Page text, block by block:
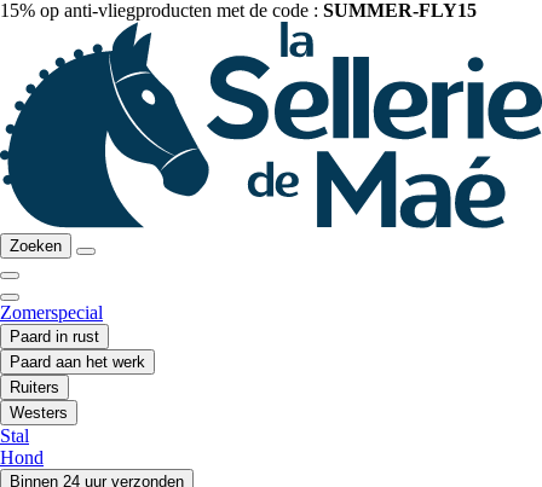
15% op anti-vliegproducten met de code : SUMMER-FLY15
Zoeken
Zomerspecial
Paard in rust
Paard aan het werk
Ruiters
Westers
Stal
Hond
Binnen 24 uur verzonden